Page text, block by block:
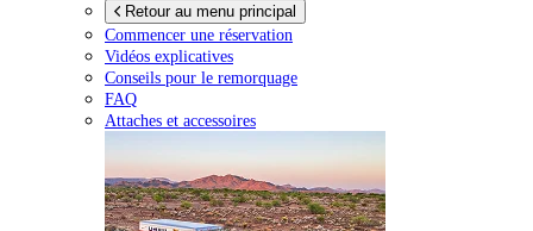
Retour au menu principal
Commencer une réservation
Vidéos explicatives
Conseils pour le remorquage
FAQ
Attaches et accessoires